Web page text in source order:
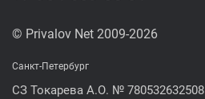
© Privalov Net 2009-2026
Санкт-Петербург
СЗ Токарева А.О. № 780532632508